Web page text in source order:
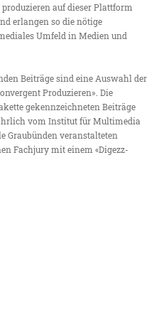
auf dieser Plattform
erlangen so die nötige
Umfeld in Medien und
Beiträge sind eine Auswahl der
Produzieren». Die
gekennzeichneten Beiträge
vom Institut für Multimedia
Graubünden veranstalteten
Fachjury mit einem «Digezz-